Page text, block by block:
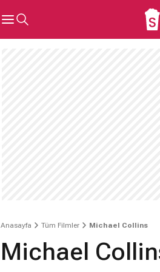
Anasayfa Tüm Filmler Michael Collins
Michael